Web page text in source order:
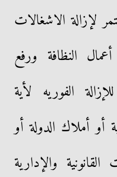
لإزالة الاشغالات
النظافة ورفع
الفوريه لأية
أو أملاك الدولة أو
والإدارية